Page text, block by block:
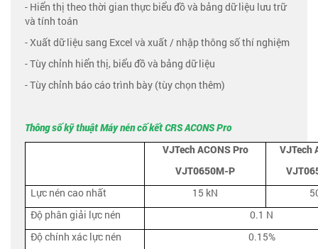
- Hiển thị theo thời gian thực biểu đồ và bảng dữ liệu lưu trữ
và tính toán
- Xuất dữ liệu sang Excel và xuất / nhập thông số thí nghiệm
- Tùy chỉnh hiển thị, biểu đồ và bảng dữ liệu
- Tùy chỉnh báo cáo trình bày (tùy chọn thêm)
Thông số kỹ thuật Máy nén cố kết CRS ACONS Pro
VJTech ACONS Pro
VJT0650M-P
VJTech
Lực nén cao nhất
15 kN
Độ phân giải lực nén
0.1 N
Độ chính xác lực nén
0.15%